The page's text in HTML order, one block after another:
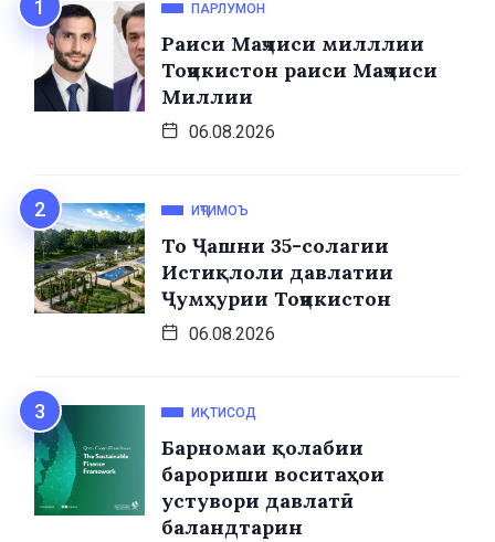
ПАРЛУМОН
Раиси Маҷлиси милллии
Тоҷикистон раиси Маҷлиси
Миллии
06.08.2026
ИҶТИМОЪ
То Ҷашни 35-солагии
Истиқлоли давлатии
Ҷумҳурии Тоҷикистон
06.08.2026
ИҚТИСОД
Барномаи қолабии
барориши воситаҳои
устувори давлатӣ
баландтарин